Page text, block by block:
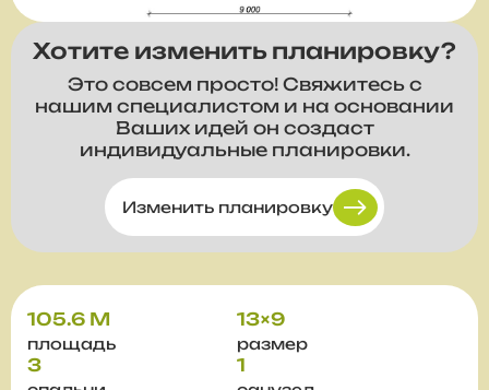
Хотите изменить планировку?
Это совсем просто! Свяжитесь с
нашим специалистом и на основании
Ваших идей он создаст
индивидуальные планировки.
Изменить планировку
105.6 М
площадь
13×9
размер
3 1